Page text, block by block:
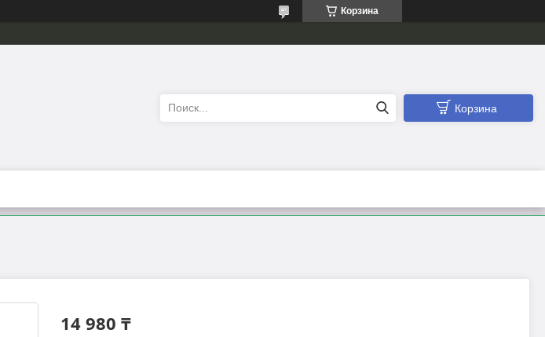
Корзина
Корзина
14 980 ₸